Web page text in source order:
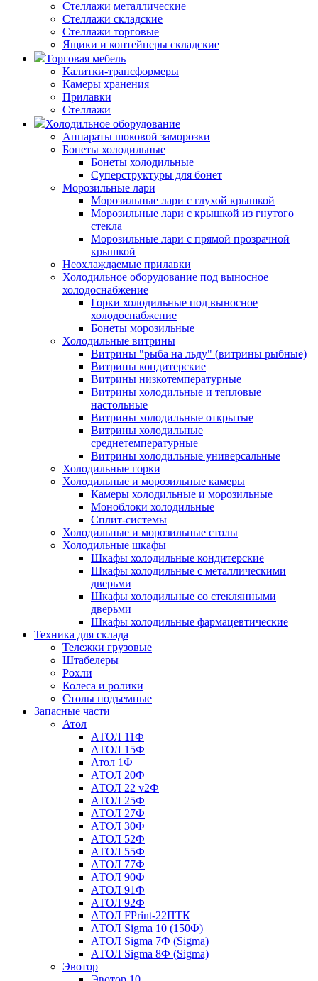
Стеллажи металлические
Стеллажи складские
Стеллажи торговые
Ящики и контейнеры складские
Торговая мебель
Калитки-трансформеры
Камеры хранения
Прилавки
Стеллажи
Холодильное оборудование
Аппараты шоковой заморозки
Бонеты холодильные
Бонеты холодильные
Суперструктуры для бонет
Морозильные лари
Морозильные лари с глухой крышкой
Морозильные лари с крышкой из гнутого
стекла
Морозильные лари с прямой прозрачной
крышкой
Неохлаждаемые прилавки
Холодильное оборудование под выносное
холодоснабжение
Горки холодильные под выносное
холодоснабжение
Бонеты морозильные
Холодильные витрины
Витрины "рыба на льду" (витрины рыбные)
Витрины кондитерские
Витрины низкотемпературные
Витрины холодильные и тепловые
настольные
Витрины холодильные открытые
Витрины холодильные
среднетемпературные
Витрины холодильные универсальные
Холодильные горки
Холодильные и морозильные камеры
Камеры холодильные и морозильные
Моноблоки холодильные
Сплит-системы
Холодильные и морозильные столы
Холодильные шкафы
Шкафы холодильные кондитерские
Шкафы холодильные с металлическими
дверьми
Шкафы холодильные со стеклянными
дверьми
Шкафы холодильные фармацевтические
Техника для склада
Тележки грузовые
Штабелеры
Рохли
Колеса и ролики
Столы подъемные
Запасные части
Атол
АТОЛ 11Ф
АТОЛ 15Ф
Атол 1Ф
АТОЛ 20Ф
АТОЛ 22 v2Ф
АТОЛ 25Ф
АТОЛ 27Ф
АТОЛ 30Ф
АТОЛ 52Ф
АТОЛ 55Ф
АТОЛ 77Ф
АТОЛ 90Ф
АТОЛ 91Ф
АТОЛ 92Ф
АТОЛ FPrint-22ПТК
АТОЛ Sigma 10 (150Ф)
АТОЛ Sigma 7Ф (Sigma)
АТОЛ Sigma 8Ф (Sigma)
Эвотор